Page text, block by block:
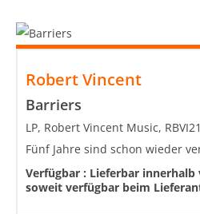
Robert Vincent
Barriers
LP, Robert Vincent Music, RBVI21
Fünf Jahre sind schon wieder
Verfügbar : Lieferbar innerhalb
soweit verfügbar beim